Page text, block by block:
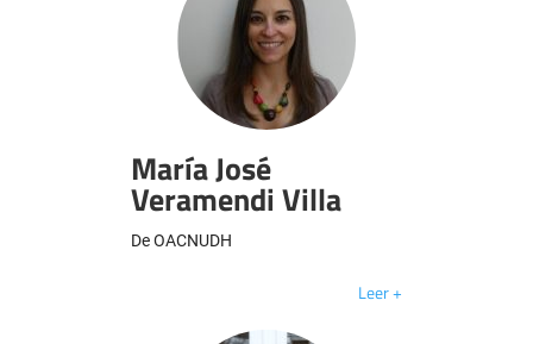
María José
Veramendi Villa
De OACNUDH
Leer +